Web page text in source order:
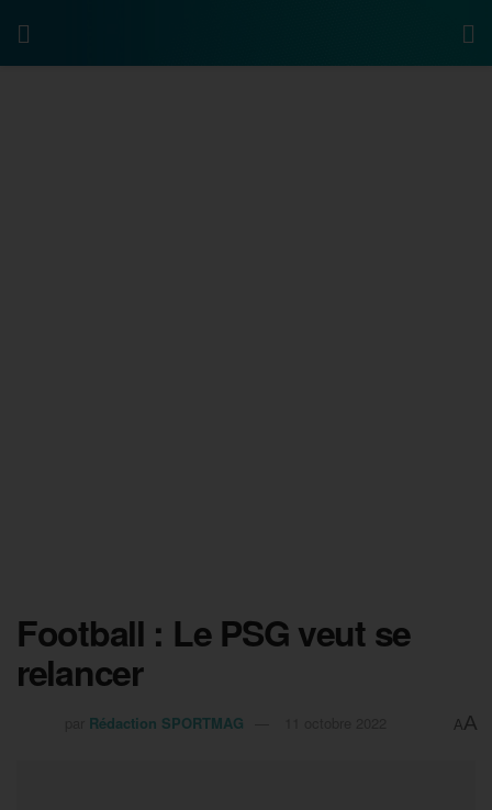
Football : Le PSG veut se
relancer
Rédaction SPORTMAG AA